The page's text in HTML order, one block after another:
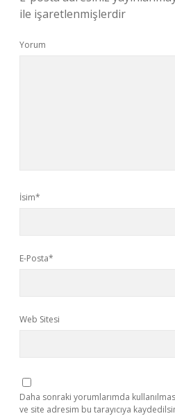
ile işaretlenmişlerdir
Yorum
İsim*
E-Posta*
Web Sitesi
Daha sonraki yorumlarımda
ve site adresim bu tarayıcıya